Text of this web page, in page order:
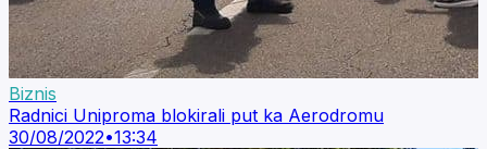
Biznis
Radnici Uniproma blokirali put ka Aerodromu
30/08/2022•13:34